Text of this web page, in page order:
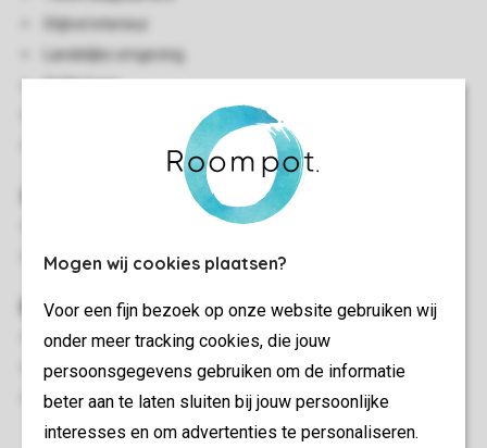
Mogen wij cookies plaatsen?
Voor een fijn bezoek op onze website gebruiken wij
onder meer tracking cookies, die jouw
persoonsgegevens gebruiken om de informatie
beter aan te laten sluiten bij jouw persoonlijke
interesses en om advertenties te personaliseren.
Stijlvol interieur
Landelijke omgeving
Gelijkvloers
Twee huisdieren toegestaan
Slaapkamer en suite met 2-persoonsbed en Smart TV
Slaapkamer met twee 1-persoonsbedden en smart-tv
Buiten
Terras
Terrasmeubilair
Maximaal twee auto's parkeren in de buurt van de
accommodatie